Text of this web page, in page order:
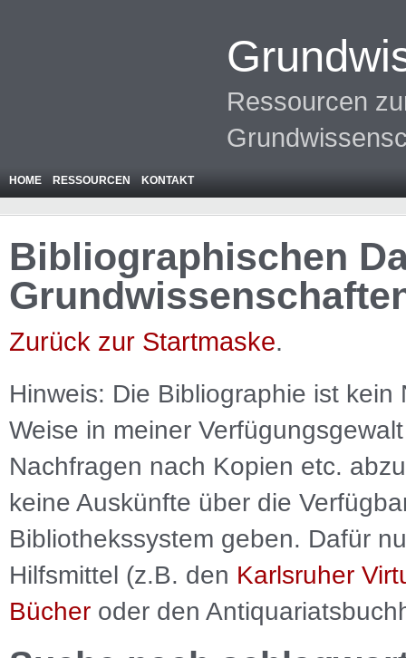
Ressourcen
HOME RESSOURCEN KONTAKT
Bibliographischen
Zurück zur Startmaske.
Hinweis: Die Bibliographie ist kein
Weise in meiner
Nachfragen nach Kopien etc.
keine Auskünfte über die
Bibliothekssystem geben. Dafür
Hilfsmittel (z.B. den Karlsruher
Bücher oder den